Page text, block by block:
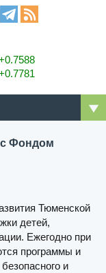
с Фондом
Тюменской
детей,
Ежегодно при
программы и
и